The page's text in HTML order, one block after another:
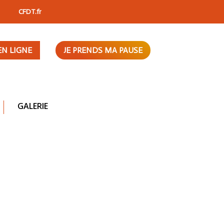
CFDT.fr
LIGNE JE PRENDS MA PAUSE
GALERIE